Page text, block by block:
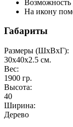
Возможность
На икону
Габариты
Размеры (ШxВxГ):
30x40x2.5 см.
Вес:
1900 гр.
Высота:
40
Ширина:
Дерево